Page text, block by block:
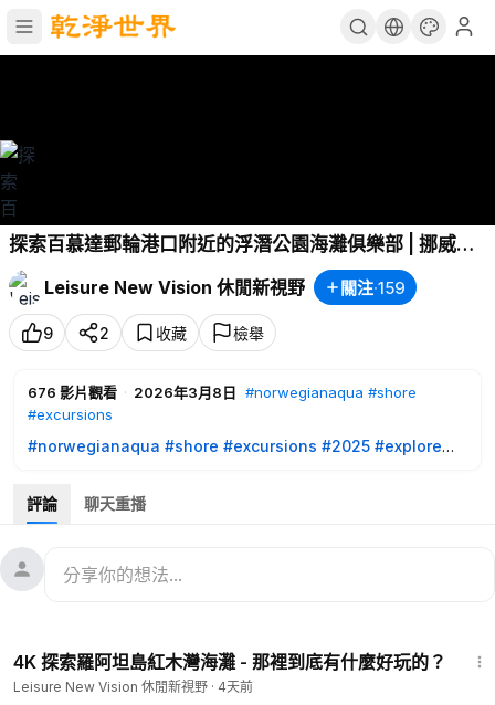
探索百慕達郵輪港口附近的浮潛公園海灘俱樂部 | 挪威海
凝號 7 天百慕達遊輪之旅
Leisure New Vision 休閒新視野
關注·159
9 2 收藏 檢舉
676 影片觀看 · 2026年3月8日 #norwegianaqua #shore
#excursions
#norwegianaqua #shore #excursions #2025 #explore
#attraction #snorkeling
Explore Snorkel Park Beach Club By The Bermuda Cruise
Are you looking for a fun snorkeling getaway that is just
steps away from your cruises ships in the Royal Naval
Bermuda that lies between the Great Sound and the Atlantic
Ocean. The perfect family-friendly place to go is Snorkel
評論 聊天重播
4K 探索羅阿坦島紅木灣海灘 - 那裡到底有什麼好玩的？
Leisure New Vision 休閒新視野 · 4天前